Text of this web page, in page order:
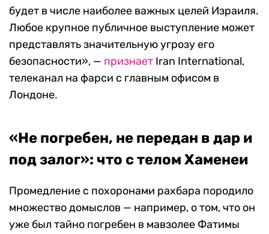
будет в числе наиболее важных целей Израиля.
Любое крупное публичное выступление может
представлять значительную угрозу его
безопасности», — признает Iran International,
телеканал на фарси с главным офисом в
Лондоне.
«Не погребен, не передан в дар и
под залог»: что с телом Хаменеи
Промедление с похоронами рахбара породило
множество домыслов — например, о том, что он
уже был тайно погребен в мавзолее Фатимы